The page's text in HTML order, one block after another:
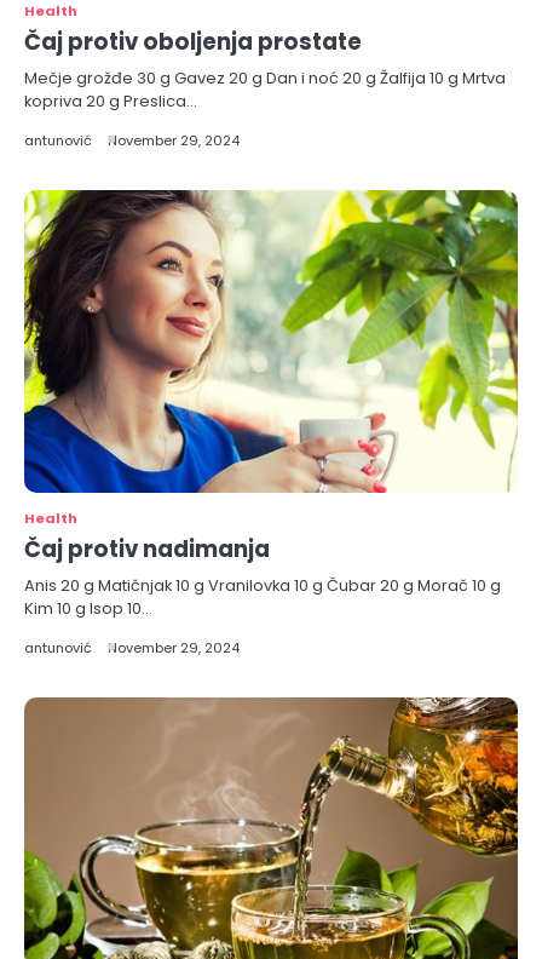
Health
Čaj protiv oboljenja prostate
Mečje grožđe 30 g Gavez 20 g Dan i noć 20 g Žalfija 10 g Mrtva
kopriva 20 g Preslica…
antunović November 29, 2024
Health
Čaj protiv nadimanja
Anis 20 g Matičnjak 10 g Vranilovka 10 g Čubar 20 g Morač 10 g
Kim 10 g Isop 10…
antunović November 29, 2024